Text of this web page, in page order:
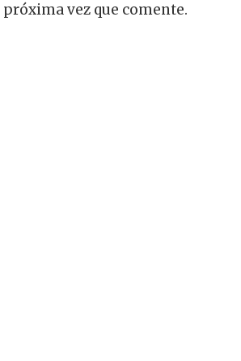
vez que comente.